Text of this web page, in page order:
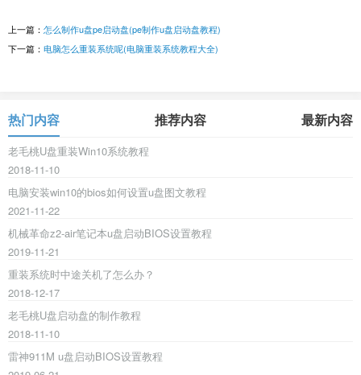
上一篇： 怎么制作u盘pe启动盘(pe制作u盘启动盘教程)
下一篇： 电脑怎么重装系统呢(电脑重装系统教程大全)
热门内容 推荐内容 最新内容
老毛桃U盘重装Win10系统教程
2018-11-10
电脑安装win10的bios如何设置u盘图文教程
2021-11-22
机械革命z2-air笔记本u盘启动BIOS设置教程
2019-11-21
重装系统时中途关机了怎么办？
2018-12-17
老毛桃U盘启动盘的制作教程
2018-11-10
雷神911M u盘启动BIOS设置教程